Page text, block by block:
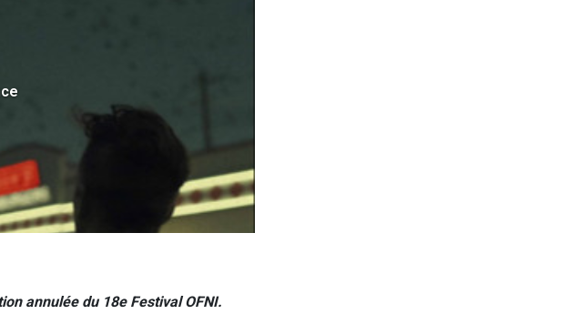
annulée du 18e Festival OFNI.